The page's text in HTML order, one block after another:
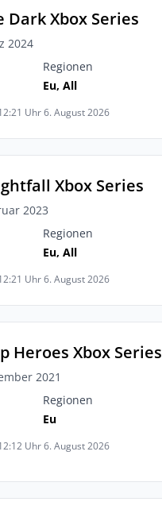
Dark Xbox Series
2024
Regionen
Eu, All
Uhr 6. August 2026
Xbox Series
2023
Regionen
Eu, All
Uhr 6. August 2026
Heroes Xbox Series
2021
Regionen
Eu
Uhr 6. August 2026